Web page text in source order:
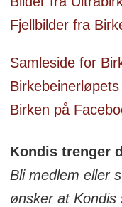
Fjellbilder fra
Samleside for
Birken på
Kondis trenger
Bli medlem eller
ønsker at